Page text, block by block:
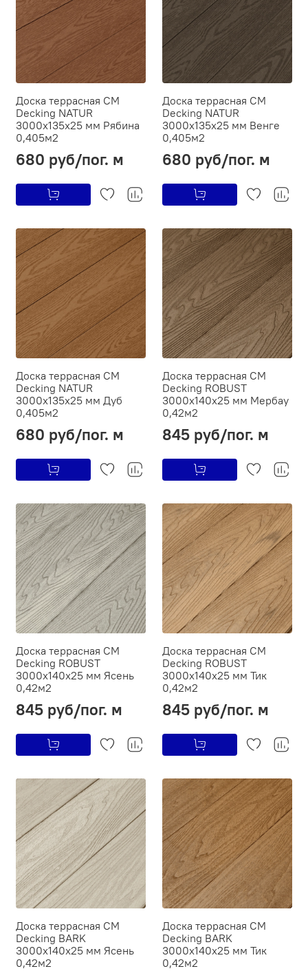
Доска террасная CM
Decking NATUR
3000х135х25 мм Рябина
0,405м2
680 руб/пог. м
Доска террасная CM
Decking NATUR
3000х135х25 мм Венге
0,405м2
680 руб/пог. м
Доска террасная CM
Decking NATUR
3000х135х25 мм Дуб
0,405м2
680 руб/пог. м
Доска террасная CM
Decking ROBUST
3000х140х25 мм Мербау
0,42м2
845 руб/пог. м
Доска террасная CM
Decking ROBUST
3000х140х25 мм Ясень
0,42м2
845 руб/пог. м
Доска террасная CM
Decking ROBUST
3000х140х25 мм Тик
0,42м2
845 руб/пог. м
Доска террасная CM
Decking BARK
3000х140х25 мм Ясень
0,42м2
Доска террасная CM
Decking BARK
3000х140х25 мм Тик
0,42м2